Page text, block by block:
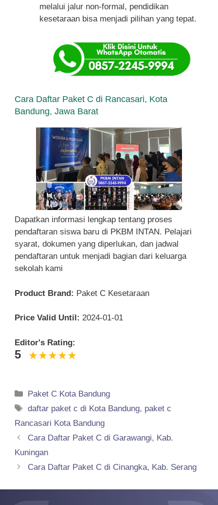
melalui jalur non-formal, pendidikan
kesetaraan bisa menjadi pilihan yang tepat.
Cara Daftar Paket C di Rancasari, Kota
Bandung, Jawa Barat
Dapatkan informasi lengkap tentang proses
pendaftaran siswa baru di PKBM INTAN. Pelajari
syarat, dokumen yang diperlukan, dan jadwal
pendaftaran untuk menjadi bagian dari keluarga
sekolah kami
Product Brand: Paket C Kesetaraan
Price Valid Until: 2024-01-01
Editor's Rating:
5
Categories
Paket C Kota Bandung
Tags
daftar paket c di Kota Bandung, paket c
Rancasari Kota Bandung
Cara Daftar Paket C di Garawangi, Kab.
Kuningan
Cara Daftar Paket C di Cinangka, Kab. Serang